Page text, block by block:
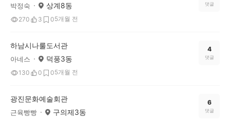
박정숙 상계8동
270 3 05개월 전
댓글
하남시나룰도서관
아네스 덕풍3동
130 0 05개월 전
4
댓글
광진문화예술회관
근육빵빵 구의제3동
6
댓글